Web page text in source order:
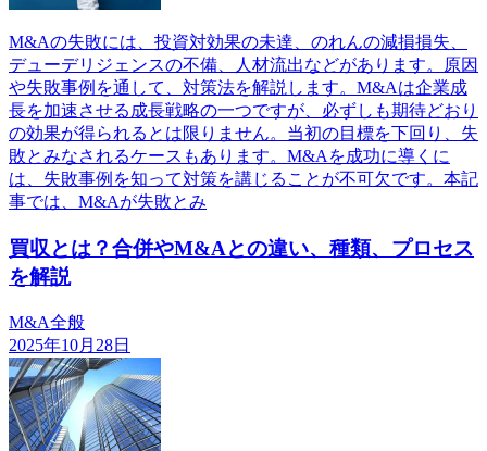
M&Aの失敗には、投資対効果の未達、のれんの減損損失、
デューデリジェンスの不備、人材流出などがあります。原因
や失敗事例を通して、対策法を解説します。M&Aは企業成
長を加速させる成長戦略の一つですが、必ずしも期待どおり
の効果が得られるとは限りません。当初の目標を下回り、失
敗とみなされるケースもあります。M&Aを成功に導くに
は、失敗事例を知って対策を講じることが不可欠です。本記
事では、M&Aが失敗とみ
買収とは？合併やM&Aとの違い、種類、プロセス
を解説
M&A全般
2025年10月28日